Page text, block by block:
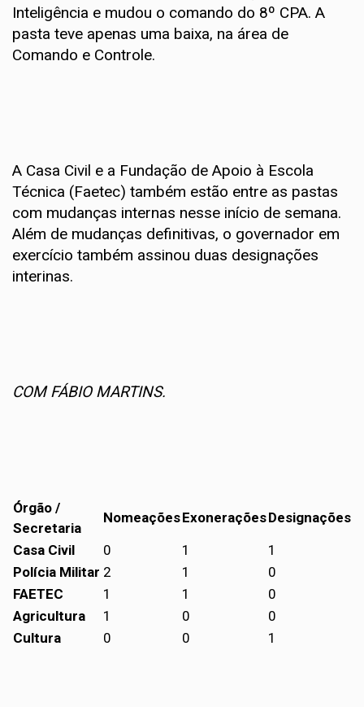
Inteligência e mudou o comando do 8º CPA. A
pasta teve apenas uma baixa, na área de
Comando e Controle.
A Casa Civil e a Fundação de Apoio à Escola
Técnica (Faetec) também estão entre as pastas
com mudanças internas nesse início de semana.
Além de mudanças definitivas, o governador em
exercício também assinou duas designações
interinas.
COM FÁBIO MARTINS.
Órgão /
Secretaria
NomeaçõesExoneraçõesDesignações
Casa Civil
0 1
1
Polícia Militar 2 1
0
FAETEC
1 1
0
Agricultura
1 0
0
Cultura
0 0 1